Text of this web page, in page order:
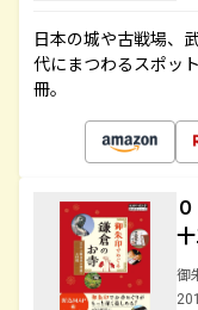
日本の城や古戦場、
代にまつわるスポッ
冊。
御